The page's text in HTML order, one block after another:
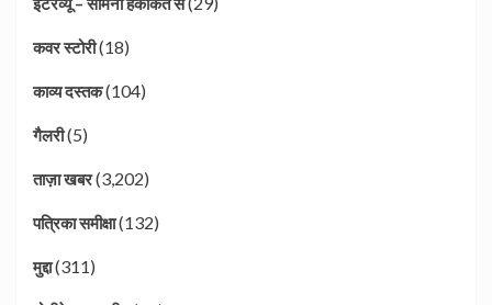
कवर स्टोरी(18)
काव्य दस्तक(104)
गैलरी(5)
ताज़ा खबर(3,202)
पत्रिका समीक्षा(132)
मुद्दा(311)